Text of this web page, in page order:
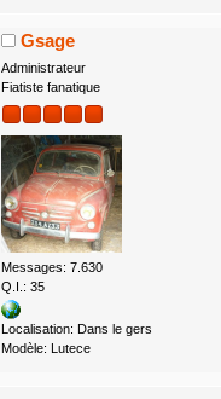
Gsage
Administrateur
Fiatiste fanatique
Messages: 7.630
Q.I.: 35
Localisation: Dans le gers
Modèle: Lutece